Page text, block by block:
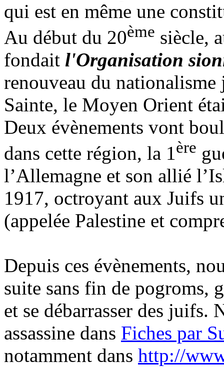
qui est en même une
Au début du 20ème siècle,
fondait l'Organisation
renouveau du nationalisme
Sainte, le Moyen Orient
Deux évènements vont
dans cette région, la 1ère
l’Allemagne et son allié
1917, octroyant aux Juifs
(appelée Palestine et
Depuis ces évènements,
suite sans fin de pogroms,
et se débarrasser des juifs.
assassine dans Fiches par
notamment dans http://